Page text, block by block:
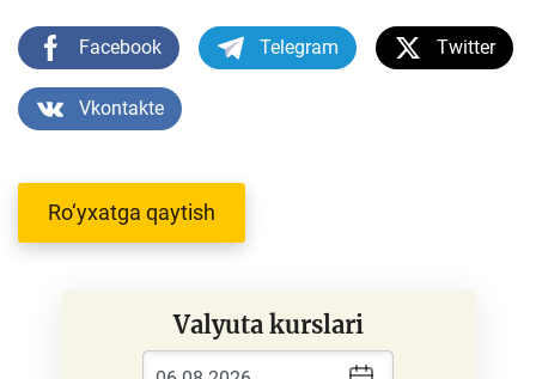
Facebook Telegram Twitter
Vkontakte
Ro‘yxatga qaytish
Valyuta kurslari